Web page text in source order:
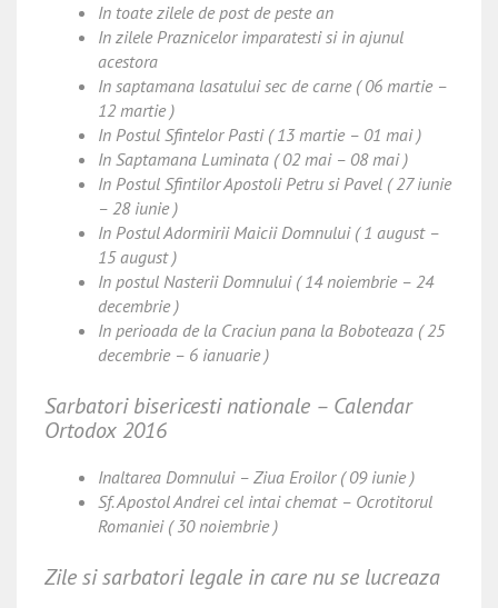
In toate zilele de post de peste an
In zilele Praznicelor imparatesti si in ajunul
acestora
In saptamana lasatului sec de carne ( 06 martie –
12 martie )
In Postul Sfintelor Pasti ( 13 martie – 01 mai )
In Saptamana Luminata ( 02 mai – 08 mai )
In Postul Sfintilor Apostoli Petru si Pavel ( 27 iunie
– 28 iunie )
In Postul Adormirii Maicii Domnului ( 1 august –
15 august )
In postul Nasterii Domnului ( 14 noiembrie – 24
decembrie )
In perioada de la Craciun pana la Boboteaza ( 25
decembrie – 6 ianuarie )
Sarbatori bisericesti nationale – Calendar
Ortodox 2016
Inaltarea Domnului – Ziua Eroilor ( 09 iunie )
Sf. Apostol Andrei cel intai chemat – Ocrotitorul
Romaniei ( 30 noiembrie )
Zile si sarbatori legale in care nu se lucreaza